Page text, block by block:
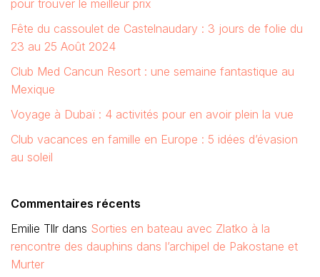
pour trouver le meilleur prix
Fête du cassoulet de Castelnaudary : 3 jours de folie du
23 au 25 Août 2024
Club Med Cancun Resort : une semaine fantastique au
Mexique
Voyage à Dubaï : 4 activités pour en avoir plein la vue
Club vacances en famille en Europe : 5 idées d’évasion
au soleil
Commentaires récents
Emilie Tllr dans Sorties en bateau avec Zlatko à la
rencontre des dauphins dans l’archipel de Pakostane et
Murter